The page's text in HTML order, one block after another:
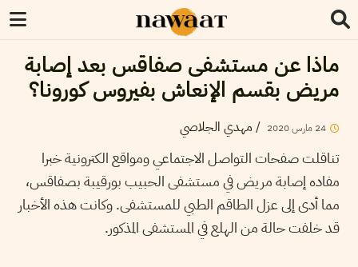
ماذا عن مستشفى صفاقس بعد إصابة
مريض بقسم الإنعاش بفيروس كورونا؟
24 مارس2020
/ مهدي الجلاصي
تناقلت صفحات التواصل الاجتماعي ومواقع الكترونية خبرا
مفاده إصابة مريض في مستشفى الحبيب بورقيبة بصفاقس،
مما أدى إلى عزل الطاقم الطبي للمستشفى. وكانت هذه الأخبار
قد خلفت حالة من الهلع في المستشفى المذكور.